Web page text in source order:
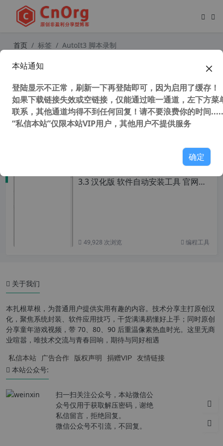
首页 标签 AutoIt3 脚本录制
AutoIt3 v3.3.16.1 汉化增强版 软件静
d 傻瓜式录制工具
3.3 汉化版 软件自动安装工具 官网最
49,928 次浏览 编程工具
关于我们
本扎根草根，为普通用户提供实用有趣的内容。技术分享主打原创汉
化，聚焦系统封装、软件应用技巧，干货满满易懂好上手；同时原创
分享童年游戏视频，带 70、80、90 后重温像素热血时光。这里无商
业喧嚣，唯技术交流与青春回响，期待与同好相遇
私信本站 广告合作 版权声明 捐赠VIP 友情链接
本站公众号:
扫一扫关注公众号，本站微信公
众号仅用于获取解压密码，谢绝
私信留言，拒绝回复。
微信公众号不引流，不回复。
本站通知
登陆显示不正常，刷新一下再登陆即可，因为启用了缓存！
如果下载链接失效或空链接，仅能通过唯一通道，左下方菜
联系，其他通道均得不到任何回复！请不要浪费你的时间
“私信本站”仅限本站VIP用户，其他用户不提供服务
确定